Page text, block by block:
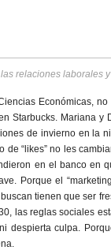
relaciones laborales
Económicas,
Starbucks. Mariana y
de invierno en la
de “likes” no les
en el banco en
Porque el
tienen que ser
las reglas sociales
despierta culpa.